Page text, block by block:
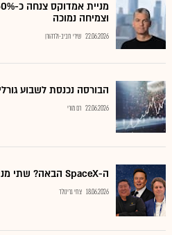
וצמיחה נמוכה
22.06.2026 שירי חביב-ולדהורן
הבורסה נכנסת לשבוע
22.06.2026 רם מורי
ה-SpaceX הבאה? שתי מניות חלל עם אפסייד של עד 61%
18.06.2026 צחי גרינולד